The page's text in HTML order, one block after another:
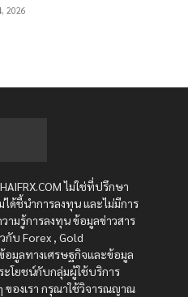
2026
ไม่ใช่ที่ปรึกษา
ได้ชี้นำการลงทุน และไม่มีการ
ามรู้การลงทุน ข้อมูลข่าวสาร
กับ Forex , Gold
อมูลทางเศรษฐกิจและข้อมูล
โยชน์กับกลุ่มผู้ใช้บริการ
ของเรา กรุณาใช้วิจารณญาณ